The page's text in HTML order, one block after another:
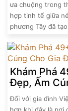
ưa chuộng trong
hợp tinh tế giữa
phương Tây đã
Khám Phá
Đẹp, Ấm
Đối với gia đình